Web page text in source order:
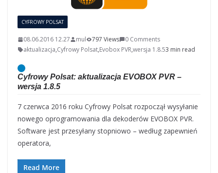
CYFROWY POLSAT
08.06.2016 12.27 mul 797 Views
0 Comments
aktualizacja,Cyfrowy Polsat,Evobox PVR,wersja 1.8.53 min read
Cyfrowy Polsat: aktualizacja EVOBOX PVR –
wersja 1.8.5
7 czerwca 2016 roku Cyfrowy Polsat rozpoczął wysyłanie
nowego oprogramowania dla dekoderów EVOBOX PVR.
Software jest przesyłany stopniowo – według zapewnień
operatora,
Read More